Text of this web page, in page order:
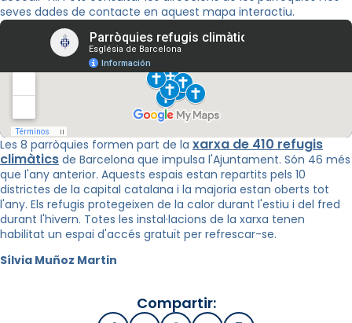
seves dades de contacte en aquest mapa interactiu.
Les 8 parròquies formen part de la xarxa de 410 refugis
climàtics de Barcelona que impulsa l'Ajuntament. Són 46 més
que l'any anterior. Aquests espais estan repartits pels 10
districtes de la capital catalana i la majoria estan oberts tot
l'any. Els refugis protegeixen de la calor durant l'estiu i del fred
durant l'hivern. Totes les instal·lacions de la xarxa tenen
habilitat un espai d'accés gratuït per refrescar-se.
Sílvia Muñoz Martin
Compartir: